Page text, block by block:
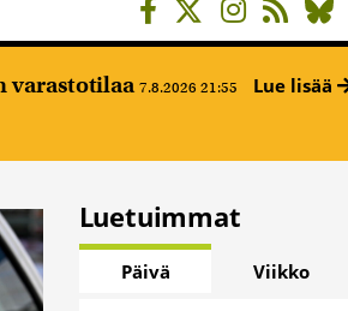
varastotilaa 7.8.2026 21:55 Lue lisää
Luetuimmat
Päivä Viikko